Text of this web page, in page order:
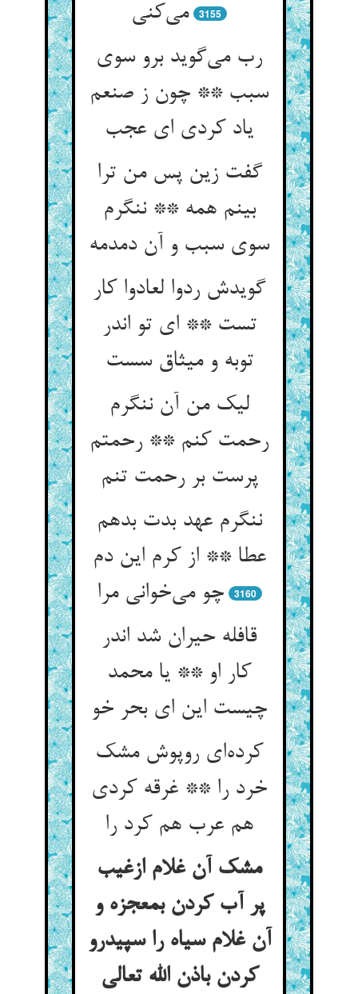
می‌کنی
3155
رب می‌گوید برو سوی
سبب ** چون ز صنعم
یاد کردی ای عجب
گفت زین پس من ترا
بینم همه ** ننگرم
سوی سبب و آن دمدمه
گویدش ردوا لعادوا کار
تست ** ای تو اندر
توبه و میثاق سست
لیک من آن ننگرم
رحمت کنم ** رحمتم
پرست بر رحمت تنم
ننگرم عهد بدت بدهم
عطا ** از کرم این دم
چو می‌خوانی مرا
3160
قافله حیران شد اندر
کار او ** یا محمد
چیست این ای بحر خو
کرده‌ای روپوش مشک
خرد را ** غرقه کردی
هم عرب هم کرد را
مشک آن غلام ازغیب
پر آب کردن بمعجزه و
آن غلام سیاه را سپیدرو
کردن باذن الله تعالی